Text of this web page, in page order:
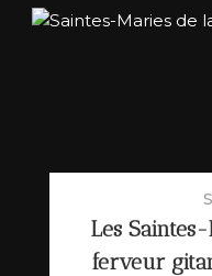
Les
ferveur